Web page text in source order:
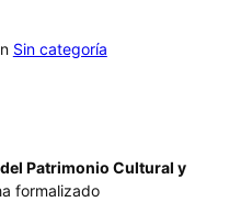
Sin categoría
Patrimonio Cultural y
formalizado